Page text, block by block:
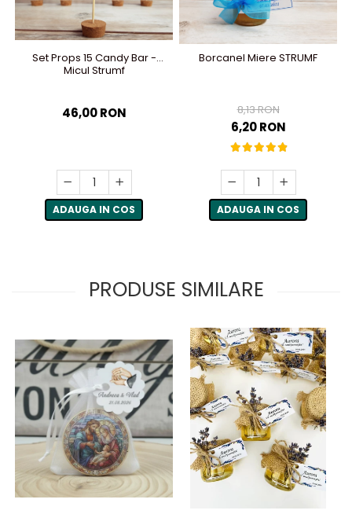
Set Props 15 Candy Bar -
Micul Strumf
46,00 RON
ADAUGA IN COS
Borcanel Miere STRUMF
8,13 RON
6,20 RON
ADAUGA IN COS
PRODUSE SIMILARE